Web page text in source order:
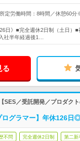
定労働時間：8時間／休憩60
日》■完全週休2日制（土日）■
社半年経過後1…
る
SES／受託開発／プロダク
グラマー】年休126日
不問 完全週休2日制 第二新